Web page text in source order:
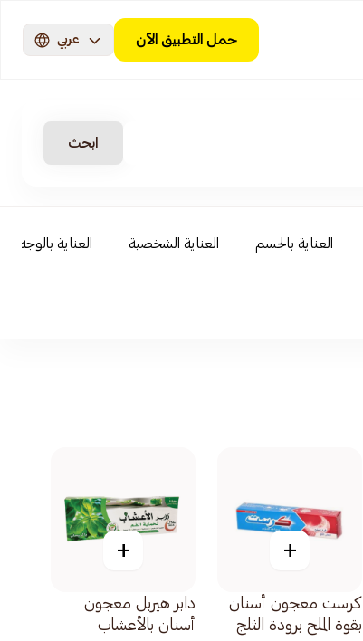
حمل التطبيق الآن عربي
ابحث
العناية بالجسم العناية الشخصية العناية بالوجه
+
كرست معجون أسنان
بقوة الملح برودة الثلج
+
دابر هيربل معجون
أسنان بالأعشاب